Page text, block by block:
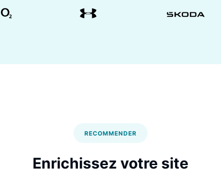
RECOMMENDER
Enrichissez votre site